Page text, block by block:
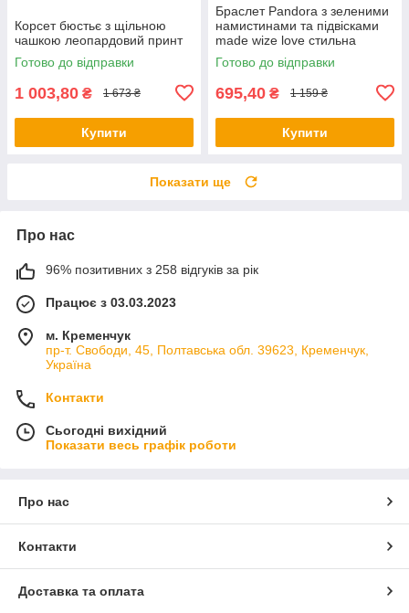
Корсет бюстьє з щільною
чашкою леопардовий принт
Готово до відправки
1 003,80 ₴ 1 673 ₴
Купити
Браслет Pandora з зеленими
намистинами та підвісками
made wize love стильна
прикраса
Готово до відправки
695,40 ₴ 1 159 ₴
Купити
Показати ще
Про нас
96% позитивних з 258 відгуків за рік
Працює з 03.03.2023
м. Кременчук
пр-т. Свободи, 45, Полтавська обл. 39623, Кременчук,
Україна
Контакти
Сьогодні вихідний
Показати весь графік роботи
Про нас
Контакти
Доставка та оплата